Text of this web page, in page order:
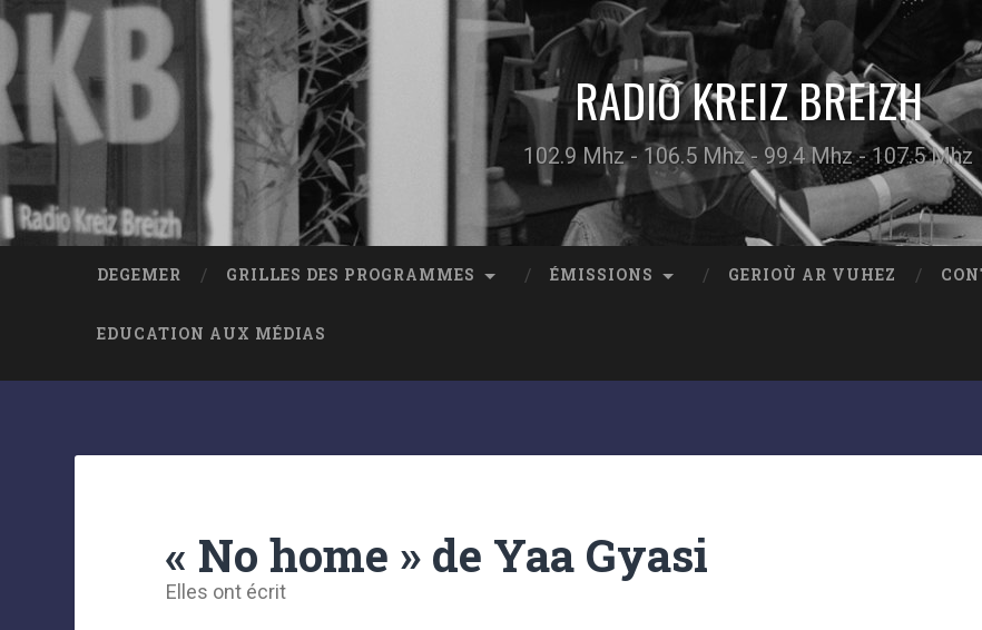
RADIO KREIZ BREIZH
102.9 Mhz - 106.5 Mhz - 99.4 Mhz - 107.5 Mhz
DEGEMER GRILLES DES PROGRAMMES ÉMISSIONS GERIOÙ AR VUHEZ
EDUCATION AUX MÉDIAS
« No home » de Yaa Gyasi
Elles ont écrit